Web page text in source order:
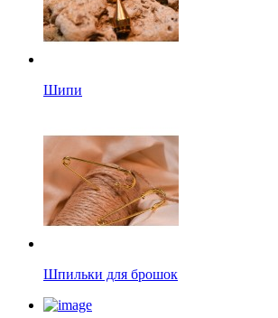
Шипи
Шпильки для брошок